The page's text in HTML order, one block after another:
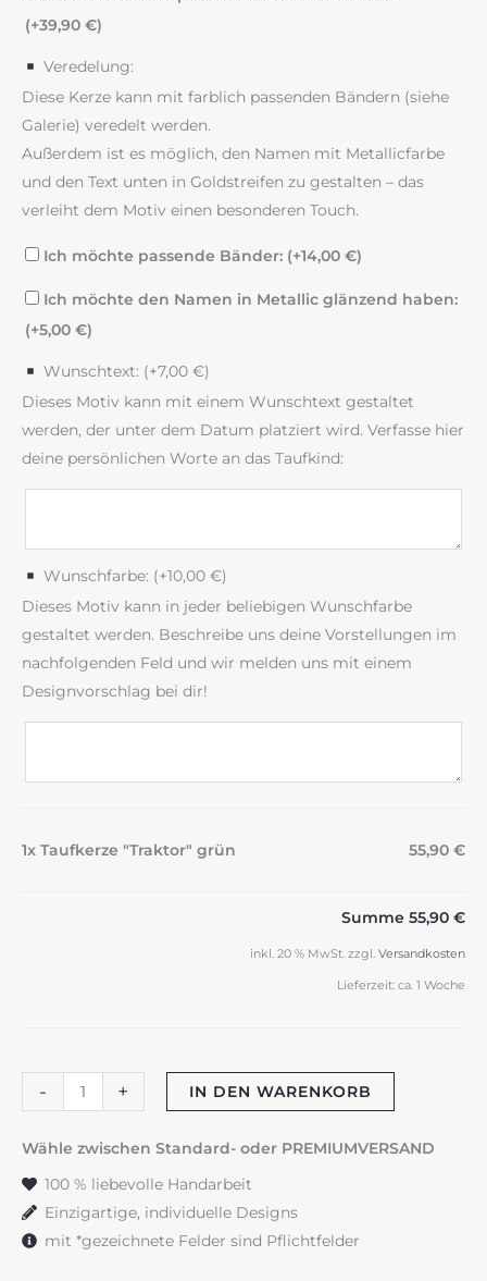
(+39,90 €)
Veredelung:
Diese Kerze kann mit farblich passenden Bändern (siehe
Galerie) veredelt werden.
Außerdem ist es möglich, den Namen mit Metallicfarbe
und den Text unten in Goldstreifen zu gestalten – das
verleiht dem Motiv einen besonderen Touch.
Ich möchte passende Bänder: (+14,00 €)
Ich möchte den Namen in Metallic glänzend haben:
(+5,00 €)
Wunschtext: (+7,00 €)
Dieses Motiv kann mit einem Wunschtext gestaltet
werden, der unter dem Datum platziert wird. Verfasse hier
deine persönlichen Worte an das Taufkind:
Wunschfarbe: (+10,00 €)
Dieses Motiv kann in jeder beliebigen Wunschfarbe
gestaltet werden. Beschreibe uns deine Vorstellungen im
nachfolgenden Feld und wir melden uns mit einem
Designvorschlag bei dir!
1x Taufkerze "Traktor" grün 55,90 €
Summe 55,90 €
inkl. 20 % MwSt. zzgl. Versandkosten
Lieferzeit: ca. 1 Woche
-
Taufkerze
"Traktor"
grün
+ IN DEN WARENKORB
Wähle zwischen Standard- oder PREMIUMVERSAND
100 % liebevolle Handarbeit
Einzigartige, individuelle Designs
mit *gezeichnete Felder sind Pflichtfelder